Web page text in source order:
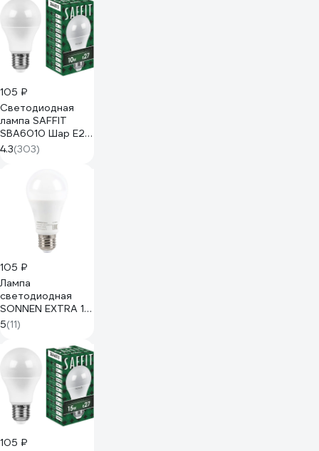
105 ₽
Светодиодная
лампа SAFFIT
SBA6010 Шар E27
10W 4000K
55005
4.3(303)
105 ₽
Лампа
светодиодная
SONNEN EXTRA 12
(100) Вт Е27
груша
нейтральный
белый LED A60-
12W-4000-Е27,
5(11)
105 ₽